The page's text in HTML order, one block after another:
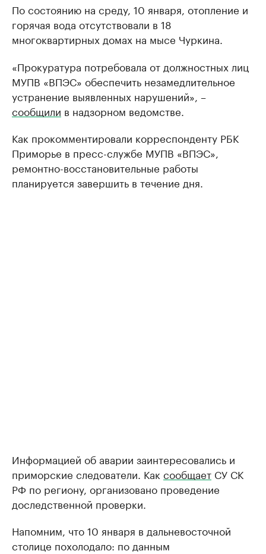
По состоянию на среду, 10 января, отопление и
горячая вода отсутствовали в 18
многоквартирных домах на мысе Чуркина.
«Прокуратура потребовала от должностных лиц
МУПВ «ВПЭС» обеспечить незамедлительное
устранение выявленных нарушений», –
сообщили в надзорном ведомстве.
Как прокомментировали корреспонденту РБК
Приморье в пресс-службе МУПВ «ВПЭС»,
ремонтно-восстановительные работы
планируется завершить в течение дня.
Информацией об аварии заинтересовались и
приморские следователи. Как сообщает СУ СК
РФ по региону, организовано проведение
доследственной проверки.
Напомним, что 10 января в дальневосточной
столице похолодало: по данным